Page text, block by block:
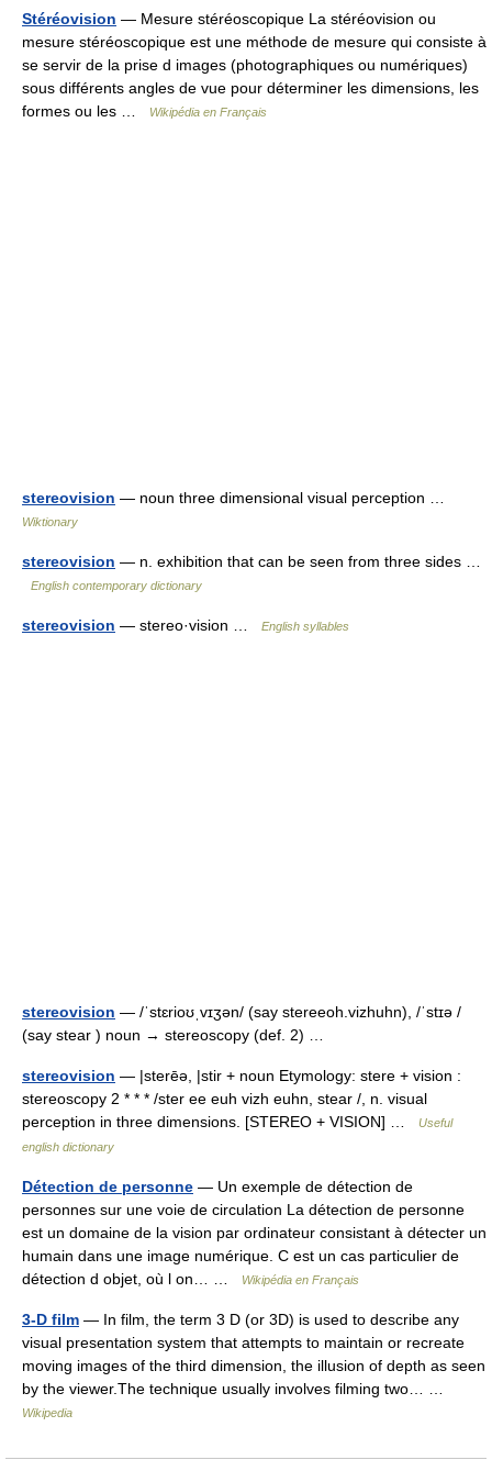
Stéréovision — Mesure stéréoscopique La stéréovision ou
mesure stéréoscopique est une méthode de mesure qui consiste à
se servir de la prise d images (photographiques ou numériques)
sous différents angles de vue pour déterminer les dimensions, les
formes ou les …
Wikipédia en Français
stereovision — noun three dimensional visual perception …
Wiktionary
stereovision — n. exhibition that can be seen from three sides …
English contemporary dictionary
stereovision — stereo·vision … English syllables
stereovision — /ˈstɛrioʊˌvɪʒən/ (say stereeoh.vizhuhn), /ˈstɪə /
(say stear ) noun → stereoscopy (def. 2) …
stereovision — |sterēə, |stir + noun Etymology: stere + vision :
stereoscopy 2 * * * /ster ee euh vizh euhn, stear /, n. visual
perception in three dimensions. [STEREO + VISION] …
Useful
english dictionary
Détection de personne — Un exemple de détection de
personnes sur une voie de circulation La détection de personne
est un domaine de la vision par ordinateur consistant à détecter un
humain dans une image numérique. C est un cas particulier de
détection d objet, où l on… …
Wikipédia en Français
3-D film — In film, the term 3 D (or 3D) is used to describe any
visual presentation system that attempts to maintain or recreate
moving images of the third dimension, the illusion of depth as seen
by the viewer.The technique usually involves filming two… …
Wikipedia